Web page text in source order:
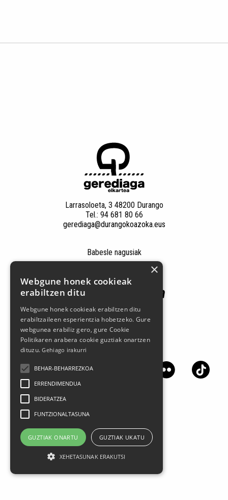
Larrasoloeta, 3 48200 Durango
Tel.: 94 681 80 66
gerediaga@durangokoazoka.eus
Babesle nagusiak
Jarrai gaitzazu sare sozialetan
×
Webgune honek cookieak
erabiltzen ditu
Webgune honek cookieak erabiltzen ditu
erabiltzaileen esperientzia hobetzeko. Gure
webgunea erabiliz gero, gure Cookie
Politikaren arabera cookie guztiak onartzen
dituzu.Gehiago irakurri
BEHAR-BEHARREZKOA
ERRENDIMENDUA
BIDERATZEA
FUNTZIONALTASUNA
GUZTIAK ONARTU GUZTIAK UKATU
XEHETASUNAK ERAKUTSI